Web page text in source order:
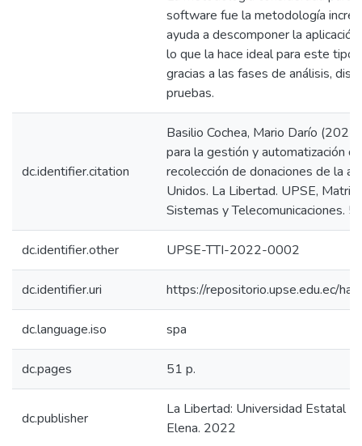
software fue la metodología
ayuda a descomponer la
lo que la hace ideal para este tipo
gracias a las fases de análisis,
pruebas.
dc.identifier.citation
Basilio Cochea, Mario Darío
para la gestión y automatización
recolección de donaciones de la
Unidos. La Libertad. UPSE,
Sistemas y Telecomunicaciones.
dc.identifier.other UPSE-TTI-2022-0002
dc.identifier.uri https://repositorio.upse.edu.ec/
dc.language.iso spa
dc.pages 51 p.
dc.publisher
La Libertad: Universidad Estatal
Elena. 2022